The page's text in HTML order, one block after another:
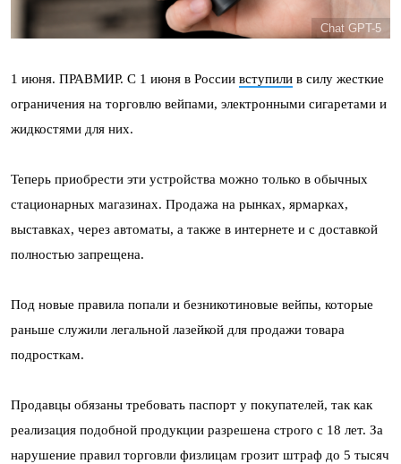
Chat GPT-5
1 июня. ПРАВМИР. С 1 июня в России вступили в силу жесткие
ограничения на торговлю вейпами, электронными сигаретами и
жидкостями для них.
Теперь приобрести эти устройства можно только в обычных
стационарных магазинах. Продажа на рынках, ярмарках,
выставках, через автоматы, а также в интернете и с доставкой
полностью запрещена.
Под новые правила попали и безникотиновые вейпы, которые
раньше служили легальной лазейкой для продажи товара
подросткам.
Продавцы обязаны требовать паспорт у покупателей, так как
реализация подобной продукции разрешена строго с 18 лет. За
нарушение правил торговли физлицам грозит штраф до 5 тысяч